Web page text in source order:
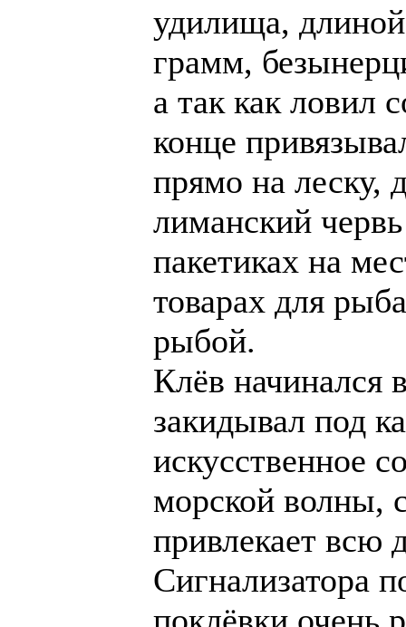
удилища,
грамм,
а так как ловил
конце
прямо на леску,
лиманский
пакетиках на
товарах для
рыбой.
Клёв начинался
закидывал под
искусственное
морской волны,
привлекает
Сигнализатора